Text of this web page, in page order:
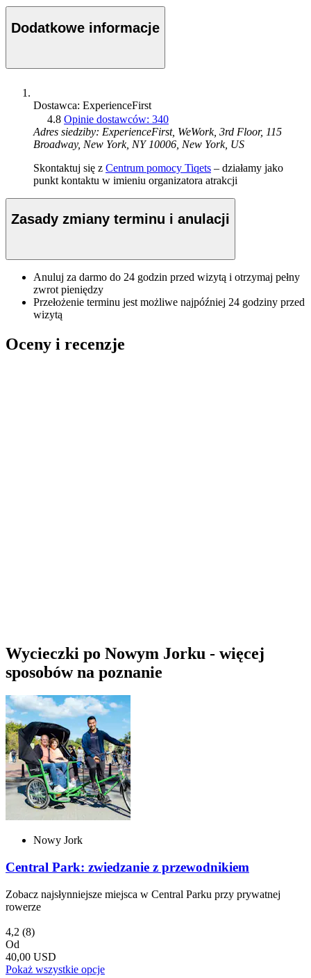
Dodatkowe informacje
Dostawca: ExperienceFirst
4.8 Opinie dostawców: 340
Adres siedziby: ExperienceFirst, WeWork, 3rd Floor, 115
Broadway, New York, NY 10006, New York, US
Skontaktuj się z Centrum pomocy Tiqets – działamy jako
punkt kontaktu w imieniu organizatora atrakcji
Zasady zmiany terminu i anulacji
Anuluj za darmo do 24 godzin przed wizytą i otrzymaj pełny
zwrot pieniędzy
Przełożenie terminu jest możliwe najpóźniej 24 godziny przed
wizytą
Oceny i recenzje
Wycieczki po Nowym Jorku - więcej
sposobów na poznanie
Nowy Jork
Central Park: zwiedzanie z przewodnikiem
Zobacz najsłynniejsze miejsca w Central Parku przy prywatnej
rowerze
4,2 (8)
Od
40,00 USD
Pokaż wszystkie opcje